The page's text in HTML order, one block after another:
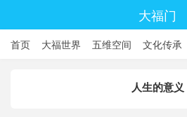
大福门
首页 大福世界 五维空间 文化传承
人生的意义